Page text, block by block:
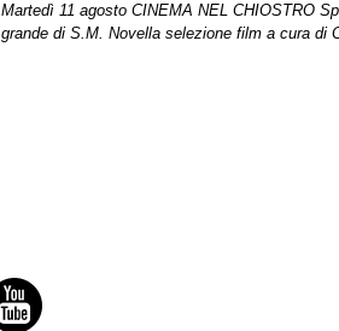
Martedì 11 agosto CINEMA NEL CHIOSTRO
grande di S.M. Novella selezione film a cura di